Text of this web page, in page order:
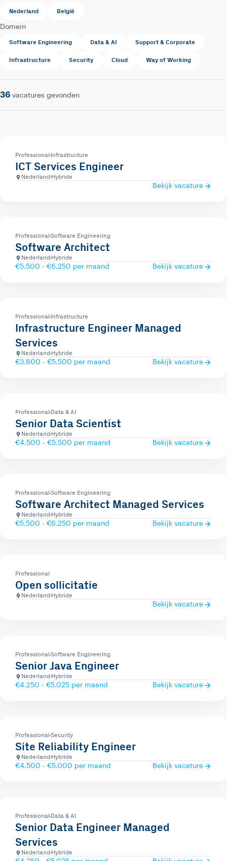
Nederland België
Domein
Software Engineering Data & AI Support & Corporate
Infrastructure Security Cloud Way of Working
36 vacatures gevonden
Professional Infrastructure
ICT Services Engineer
Nederland Hybride
Bekijk vacature
Professional Software Engineering
Software Architect
Nederland Hybride
€5.500 - €6.250 per maand Bekijk vacature
Professional Infrastructure
Infrastructure Engineer Managed
Services
Nederland Hybride
€3.800 - €5.500 per maand Bekijk vacature
Professional Data & AI
Senior Data Scientist
Nederland Hybride
€4.500 - €5.500 per maand Bekijk vacature
Professional Software Engineering
Software Architect Managed Services
Nederland Hybride
€5.500 - €6.250 per maand Bekijk vacature
Professional
Open sollicitatie
Nederland Hybride
Bekijk vacature
Professional Software Engineering
Senior Java Engineer
Nederland Hybride
€4.250 - €5.025 per maand Bekijk vacature
Professional Security
Site Reliability Engineer
Nederland Hybride
€4.500 - €5.000 per maand Bekijk vacature
Professional Data & AI
Senior Data Engineer Managed
Services
Nederland Hybride